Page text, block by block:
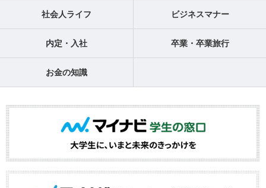
社会人ライフ ビジネスマナー
内定・入社 卒業・卒業旅行
お金の知識